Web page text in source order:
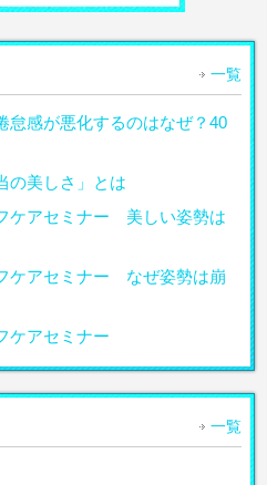
一覧
怠感が悪化するのはなぜ？40
の美しさ」とは
ケアセミナー 美しい姿勢は
ケアセミナー なぜ姿勢は崩
ケアセミナー
一覧